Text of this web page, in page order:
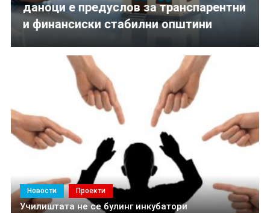
транспарентни и финансиски стабилни општини
даноци е предуслов за транспарентни
и финансиски стабилни општини
Новости Проекти
Училиштата не се булинг инкубатори